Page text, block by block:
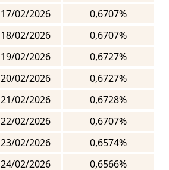
17/02/2026
0,6707%
18/02/2026
0,6707%
19/02/2026
0,6727%
20/02/2026
0,6727%
21/02/2026
0,6728%
22/02/2026
0,6707%
23/02/2026
0,6574%
24/02/2026
0,6566%